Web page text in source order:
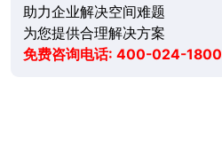
助力企业解决空间难题
为您提供合理解决方案
免费咨询电话: 400-024-1800